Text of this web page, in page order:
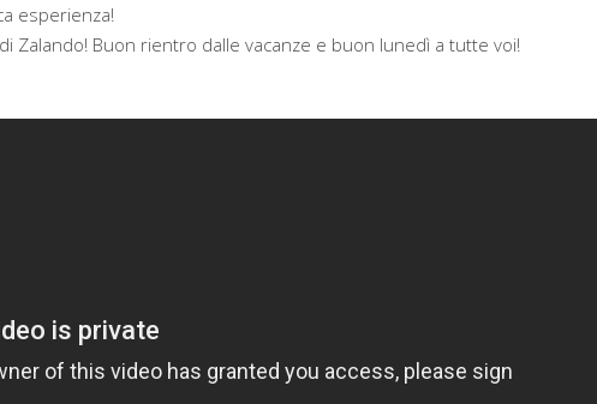
esperienza!
Zalando! Buon rientro dalle vacanze e buon lunedì a tutte voi!